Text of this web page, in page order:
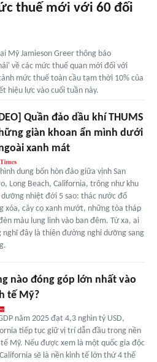
thuế mới với 60 đối
Mỹ Jamieson Greer thông báo
về các mức thuế quan mới đối với
mức thuế toàn cầu tạm thời 10% của
hiệu lực vào cuối tuần này.
Quần đảo dầu khí THUMS
giàn khoan ẩn mình dưới
xanh mát
dung bốn hòn đảo giữa vịnh San
Long Beach, California, trông như khu
dưỡng nhiệt đới 5 sao: thác nước đổ
xóa, cây cọ xanh mướt, những tòa tháp
màu lung linh vào ban đêm. Từ xa, ai
nghĩ đây là thiên đường nghỉ dưỡng sang
nào đóng góp lớn nhất vào
tế Mỹ?
năm 2025 đạt 4,3 nghìn tỷ USD,
tiếp tục giữ vị trí dẫn đầu trong nền
tế Mỹ. Nếu được xem là một quốc gia độc
sẽ là nền kinh tế lớn thứ 4 thế